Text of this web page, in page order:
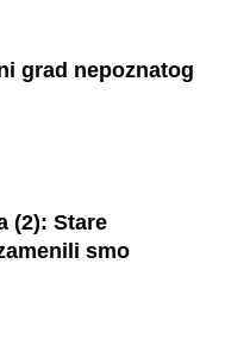
grad nepoznatog
(2): Stare
smo